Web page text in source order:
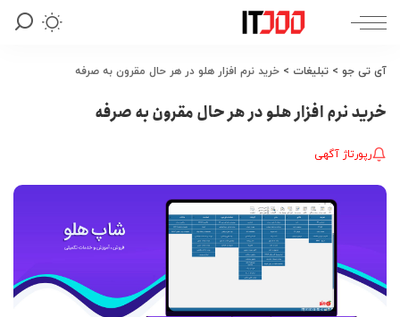
آی تی جو > تبلیغات > خرید نرم افزار هلو در هر حال مقرون به صرفه
خرید نرم افزار هلو در هر حال مقرون به صرفه
رپورتاژ آگهی